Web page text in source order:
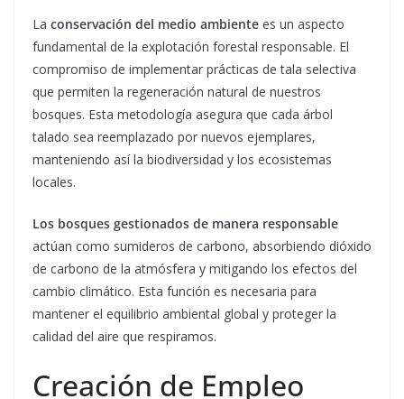
La conservación del medio ambiente es un aspecto
fundamental de la explotación forestal responsable. El
compromiso de implementar prácticas de tala selectiva
que permiten la regeneración natural de nuestros
bosques. Esta metodología asegura que cada árbol
talado sea reemplazado por nuevos ejemplares,
manteniendo así la biodiversidad y los ecosistemas
locales.
Los bosques gestionados de manera responsable
actúan como sumideros de carbono, absorbiendo dióxido
de carbono de la atmósfera y mitigando los efectos del
cambio climático. Esta función es necesaria para
mantener el equilibrio ambiental global y proteger la
calidad del aire que respiramos.
Creación de Empleo